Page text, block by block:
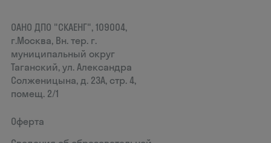
ОАНО ДПО "СКАЕНГ", 109004,
г.Москва, Вн. тер. г.
муниципальный округ
Таганский, ул. Александра
Солженицына, д. 23А, стр. 4,
помещ. 2/1
Оферта